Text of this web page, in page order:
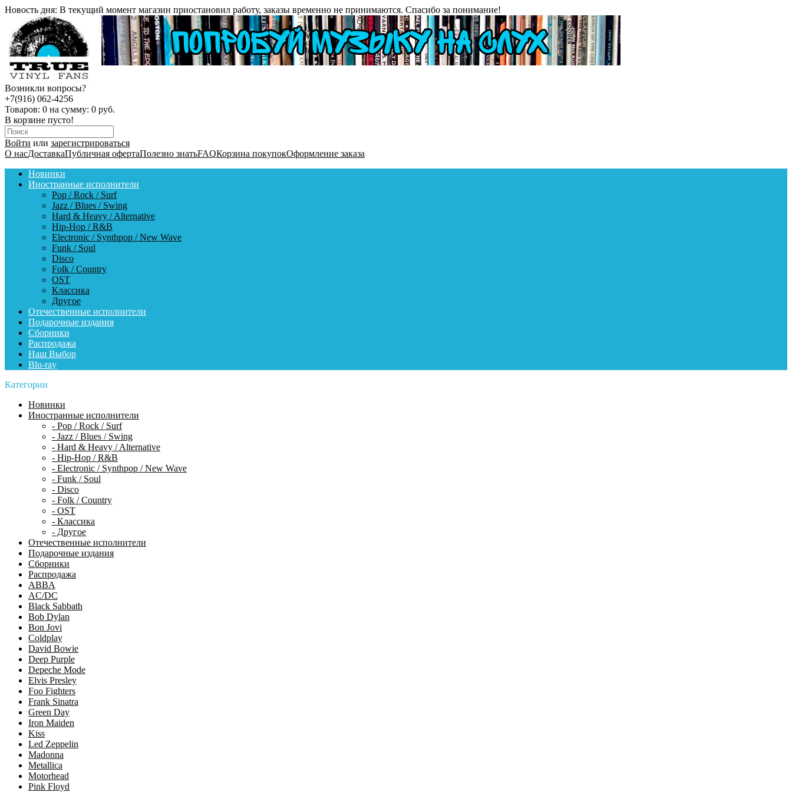
Новость дня: В текущий момент магазин приостановил работу, заказы временно не принимаются. Спасибо за понимание!
Возникли вопросы?
+7(916) 062-4256
Товаров: 0 на сумму: 0 руб.
В корзине пусто!
Войти или зарегистрироваться
О насДоставкаПубличная офертаПолезно знатьFAQКорзина покупокОформление заказа
Новинки
Иностранные исполнители
Pop / Rock / Surf
Jazz / Blues / Swing
Hard & Heavy / Alternative
Hip-Hop / R&B
Electronic / Synthpop / New Wave
Funk / Soul
Disco
Folk / Country
OST
Классика
Другое
Отечественные исполнители
Подарочные издания
Сборники
Распродажа
Наш Выбор
Blu-ray
Категории
Новинки
Иностранные исполнители
- Pop / Rock / Surf
- Jazz / Blues / Swing
- Hard & Heavy / Alternative
- Hip-Hop / R&B
- Electronic / Synthpop / New Wave
- Funk / Soul
- Disco
- Folk / Country
- OST
- Классика
- Другое
Отечественные исполнители
Подарочные издания
Сборники
Распродажа
ABBA
AC/DC
Black Sabbath
Bob Dylan
Bon Jovi
Coldplay
David Bowie
Deep Purple
Depeche Mode
Elvis Presley
Foo Fighters
Frank Sinatra
Green Day
Iron Maiden
Kiss
Led Zeppelin
Madonna
Metallica
Motorhead
Pink Floyd